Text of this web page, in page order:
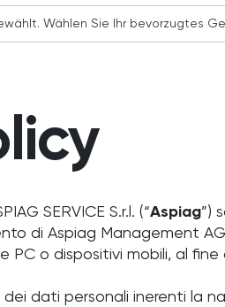
SERVICE S.r.l. (“Aspiag”)
di Aspiag Management
PC o dispositivi mobili, al
dati personali inerenti la